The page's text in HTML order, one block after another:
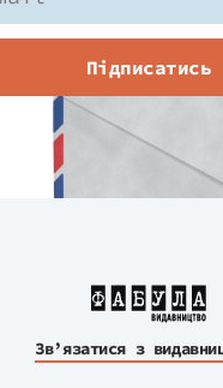
Підписатись
Зв’язатися з